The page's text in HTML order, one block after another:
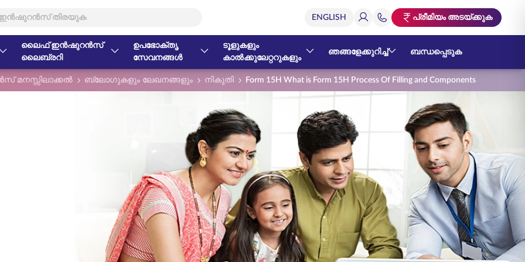
പ്രീമിയം അടയ്ക്കുക
ലൈഫ് ഇൻഷുറൻസ്
ലൈബ്രറി
ഉപഭോക്തൃ
സേവനങ്ങൾ
ടൂളുകളും
കാൽക്കുലേറ്ററുകളും
ഞങ്ങളേക്കുറിച്ച് ബന്ധപ്പെടുക
ബ്ലോഗുകളും ലേഖനങ്ങളും നികുതി Form 15H What is Form 15H Process Of Filling and Components